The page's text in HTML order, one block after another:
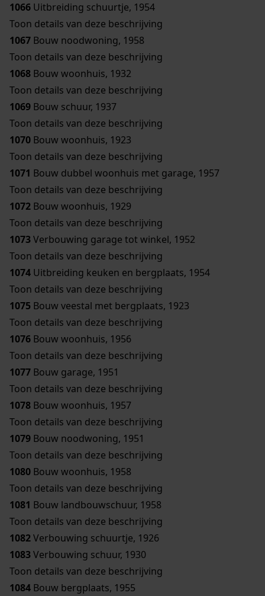
1066 Uitbreiding schuurtje, 1954
Toon details van deze beschrijving
1067 Bouw noodwoning, 1958
Toon details van deze beschrijving
1068 Bouw woonhuis, 1932
Toon details van deze beschrijving
1069 Bouw schuur, 1937
Toon details van deze beschrijving
1070 Bouw woonhuis, 1923
Toon details van deze beschrijving
1071 Bouw dubbel woonhuis met garage, 1957
Toon details van deze beschrijving
1072 Bouw woonhuis, 1929
Toon details van deze beschrijving
1073Verbouwing garage tot winkel, 1952
Toon details van deze beschrijving
1074 Uitbreiding keuken en bergplaats, 1954
Toon details van deze beschrijving
1075 Bouw veestal met bergplaats, 1923
Toon details van deze beschrijving
1076 Bouw woonhuis, 1956
Toon details van deze beschrijving
1077 Bouw garage, 1951
Toon details van deze beschrijving
1078 Bouw woonhuis, 1957
Toon details van deze beschrijving
1079 Bouw noodwoning, 1951
Toon details van deze beschrijving
1080 Bouw woonhuis, 1958
Toon details van deze beschrijving
1081 Bouw landbouwschuur, 1958
Toon details van deze beschrijving
1082Verbouwing schuurtje, 1926
1083Verbouwing schuur, 1930
Toon details van deze beschrijving
1084 Bouw bergplaats, 1955